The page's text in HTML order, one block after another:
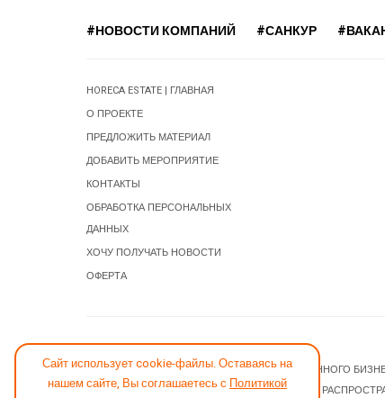
Сайт использует cookie-файлы. Оставаясь на
нашем сайте, Вы соглашаетесь с Политикой
#НОВОСТИ КОМПАНИЙ #САНКУР
HORECA ESTATE | ГЛАВНАЯ
О ПРОЕКТЕ
ПРЕДЛОЖИТЬ МАТЕРИАЛ
ДОБАВИТЬ МЕРОПРИЯТИЕ
КОНТАКТЫ
ОБРАБОТКА ПЕРСОНАЛЬНЫХ
ДАННЫХ
ХОЧУ ПОЛУЧАТЬ НОВОСТИ
ОФЕРТА
© 2026 НОВОСТИ ГОСТИНИЧНОГО И РЕСТОРАННОГО
JOOMLA! CMS- ПРОГРАММНОЕ ОБЕСПЕЧЕНИЕ,